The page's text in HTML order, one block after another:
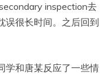
inspection去
误很长时间。之后回到
学和唐某反应了一些情